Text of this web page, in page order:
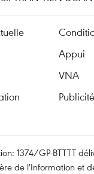
Appui
VNA
Publicité
1374/GP-BTTTT
de l'Information et